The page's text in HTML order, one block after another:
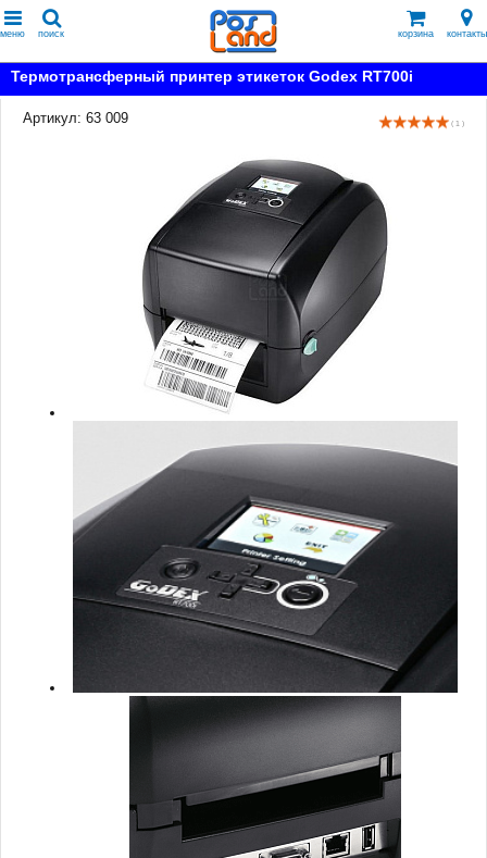
меню поиск корзина контакты
Термотрансферный принтер этикеток Godex RT700i
Артикул: 63 009 ( 1 )